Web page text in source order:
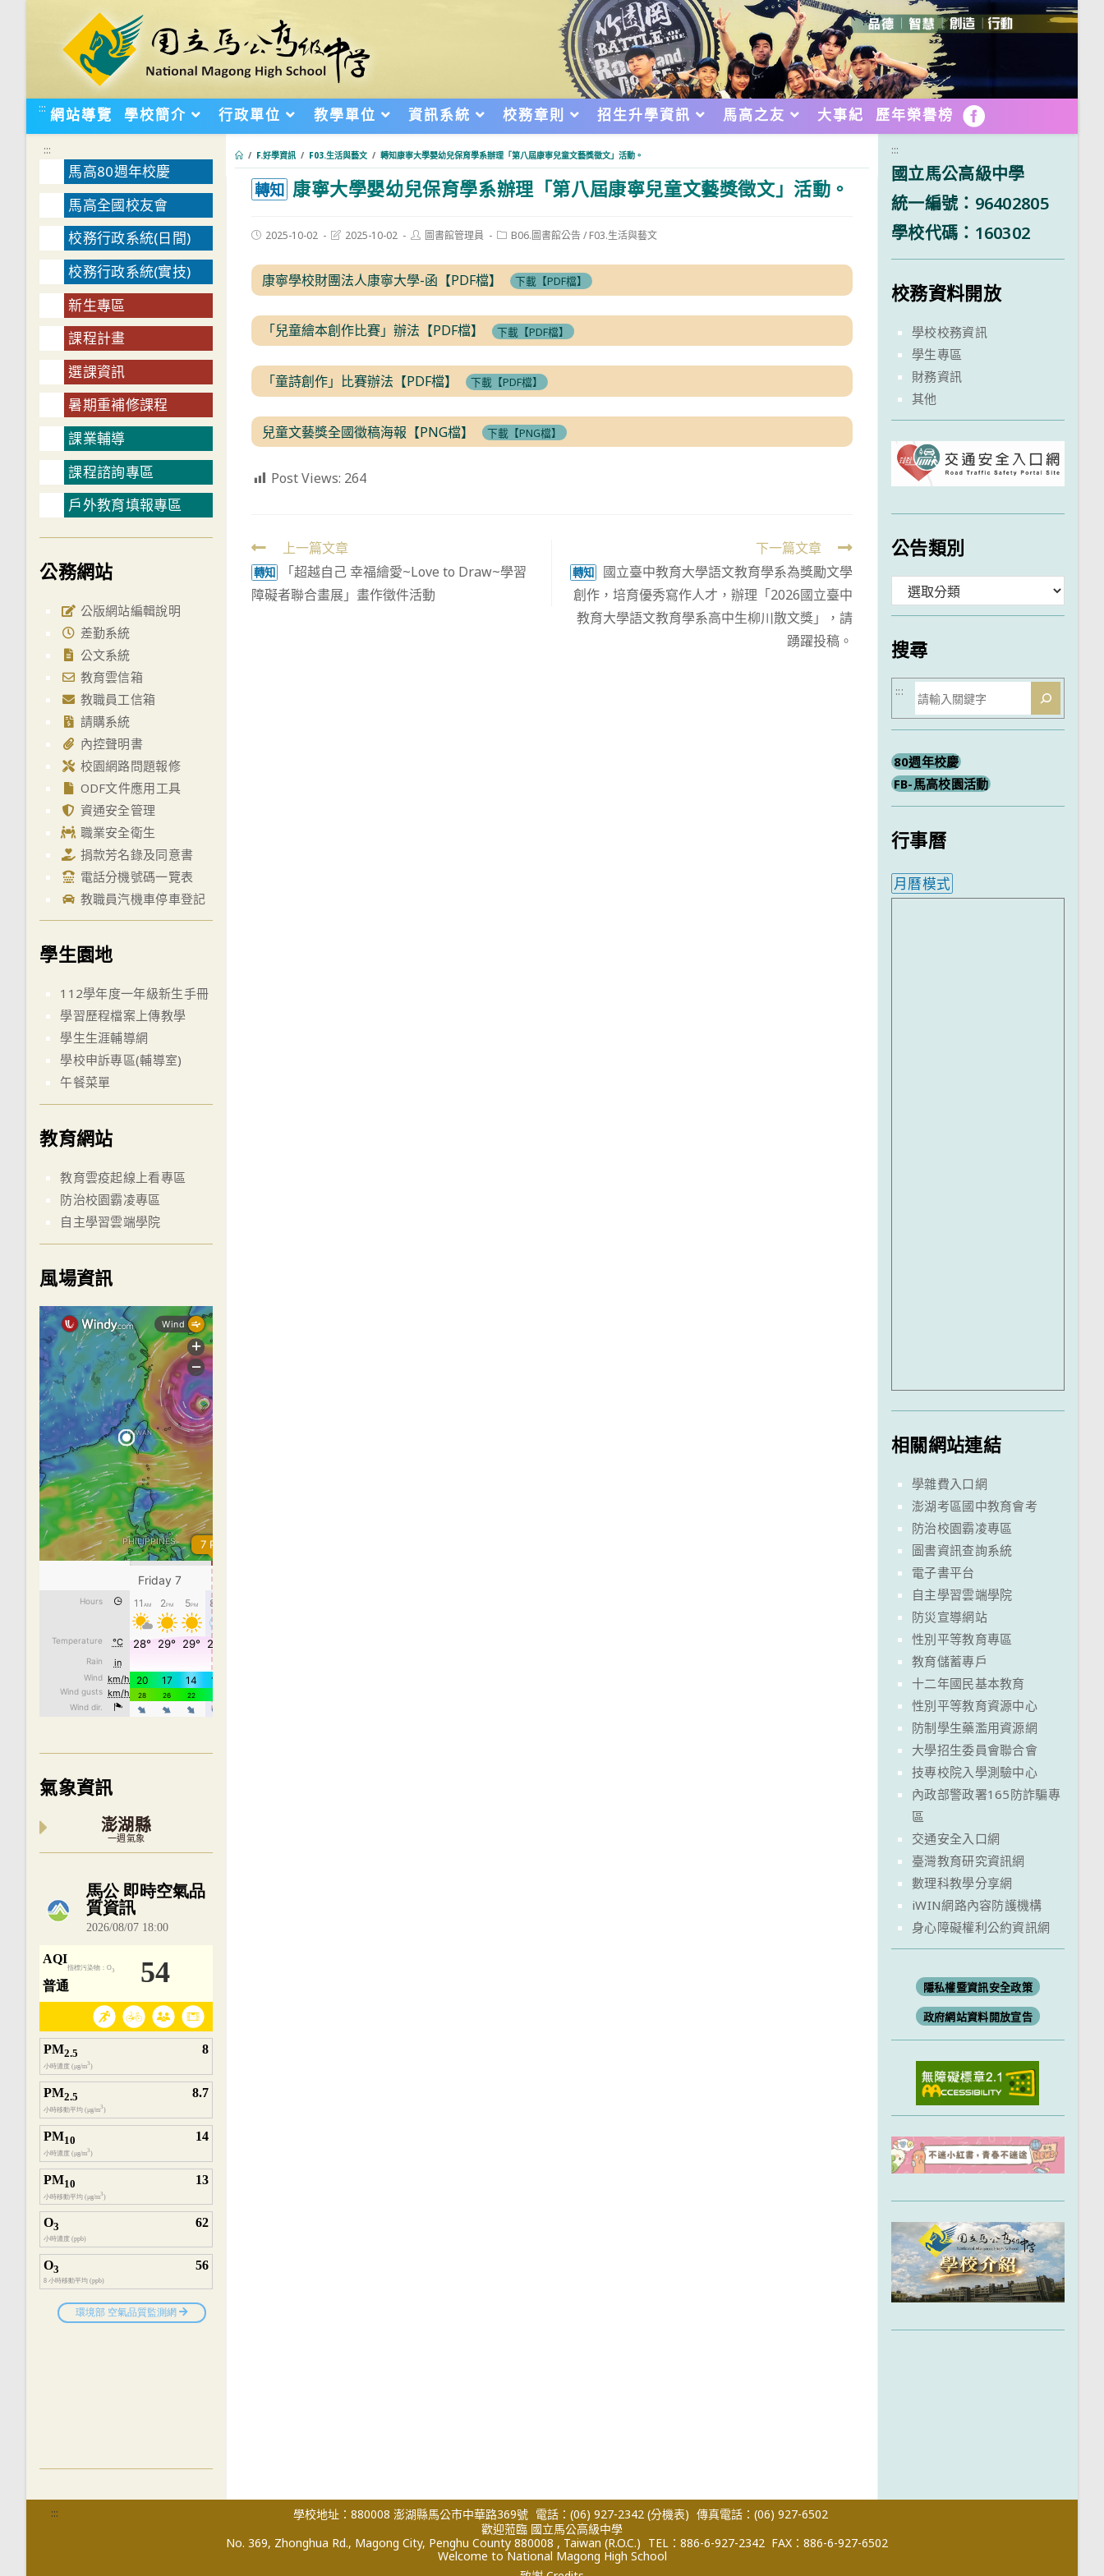
::: 網站導覽 學校簡介 行政單位 教學單位 資訊系統 校務章則 招生升學資訊 馬高之友 大事紀 歷年榮譽榜 FB
/ F.好學資訊 / F03.生活與藝文 / 轉知康寧大學嬰幼兒保育學系辦理「第八屆康寧兒童文藝獎徵文」活動。
轉知 康寧大學嬰幼兒保育學系辦理「第八屆康寧兒童文藝獎徵文」活動。
Post2025-10-02
Post2025-10-02
Post圖書館管理員
PostB06.圖書館公告/ F03.生活與藝文
康寧學校財團法人康寧大學-函【PDF檔】 下載【PDF檔】
「兒童繪本創作比賽」辦法【PDF檔】 下載【PDF檔】
「童詩創作」比賽辦法【PDF檔】 下載【PDF檔】
兒童文藝獎全國徵稿海報【PNG檔】 下載【PNG檔】
Post Views: 264
Read
more
articles
上一篇文章
轉知
「超越自己 幸福繪愛~Love to Draw~學習
障礙者聯合畫展」畫作徵件活動
下一篇文章
轉知
國立臺中教育大學語文教育學系為獎勵文學
創作，培育優秀寫作人才，辦理「2026國立臺中
教育大學語文教育學系高中生柳川散文獎」，請
踴躍投稿。
:::
馬高80週年校慶
馬高全國校友會
校務行政系統(日間)
校務行政系統(實技)
新生專區
課程計畫
選課資訊
暑期重補修課程
課業輔導
課程諮詢專區
戶外教育填報專區
公務網站
公版網站編輯說明
差勤系統
公文系統
教育雲信箱
教職員工信箱
請購系統
內控聲明書
校園網路問題報修
ODF文件應用工具
資通安全管理
職業安全衛生
捐款芳名錄及同意書
電話分機號碼一覽表
教職員汽機車停車登記
學生園地
112學年度一年級新生手冊
學習歷程檔案上傳教學
學生生涯輔導網
學校申訴專區(輔導室)
午餐菜單
教育網站
教育雲疫起線上看專區
防治校園霸凌專區
自主學習雲端學院
風場資訊
氣象資訊
澎湖縣
一週氣象
內嵌空氣品質小工具為視覺預覽，完整即時空氣品質資料請開啟
:::
國立馬公高級中學
統一編號：96402805
學校代碼：160302
校務資料開放
學校校務資訊
學生專區
財務資訊
其他
公告類別
類
搜尋
搜
尋
:::
80週年校慶
FB-馬高校園活動
行事曆
月曆模式
相關網站連結
學雜費入口網
澎湖考區國中教育會考
防治校園霸凌專區
圖書資訊查詢系統
電子書平台
自主學習雲端學院
防災宣導網站
性別平等教育專區
教育儲蓄專戶
十二年國民基本教育
性別平等教育資源中心
防制學生藥濫用資源網
大學招生委員會聯合會
技專校院入學測驗中心
內政部警政署165防詐騙專
區
交通安全入口網
臺灣教育研究資訊網
數理科教學分享網
iWIN網路內容防護機構
身心障礙權利公約資訊網
隱私權暨資訊安全政策
政府網站資料開放宣告
::: 學校地址：880008 澎湖縣馬公市中華路369號 電話：(06) 927-2342 (分機表) 傳真電話：(06) 927-6502
歡迎蒞臨 國立馬公高級中學
No. 369, Zhonghua Rd., Magong City, Penghu County 880008 , Taiwan (R.O.C.) TEL：886-6-927-2342 FAX：886-6-927-6502
Welcome to National Magong High School